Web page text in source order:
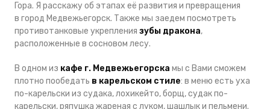
Гора. Я расскажу об этапах её развития и превращения
в город Медвежьегорск. Также мы заедем посмотреть
противотанковые укрепления зубы дракона,
расположенные в сосновом лесу.
В одном из кафе г. Медвежьегорска мы с Вами сможем
плотно пообедать в карельском стиле: в меню есть уха
по-карельски из судака, лохикейто, борщ, судак по-
карельски, ряпушка жареная с луком, шашлык и пельмени.